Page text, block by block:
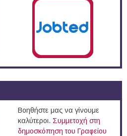
Βοηθήστε μας να γίνουμε
καλύτεροι. Συμμετοχή στη
δημοσκόπηση του Γραφείου